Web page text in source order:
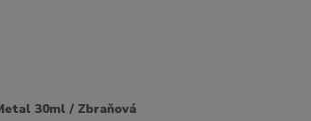
30ml / Zbraňová